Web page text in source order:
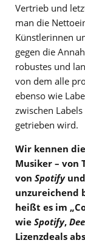
Vertrieb und
man die
Künstlerinnen
gegen die
robustes und
von dem alle
ebenso wie
zwischen
getrieben wird.
Wir kennen
Musiker – von
von Spotify
unzureichend
heißt es im
wie Spotify,
Lizenzdeals